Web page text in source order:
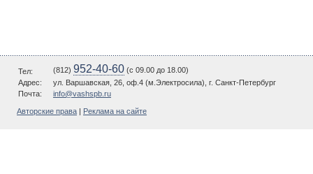
Тел: (812) 952-40-60 (c 09.00 до 18.00)
Адрес:
ул. Варшавская, 26, оф.4 (м.Электросила), г. Санкт-Петербург
Почта:
info@vashspb.ru
Авторские права Реклама на сайте